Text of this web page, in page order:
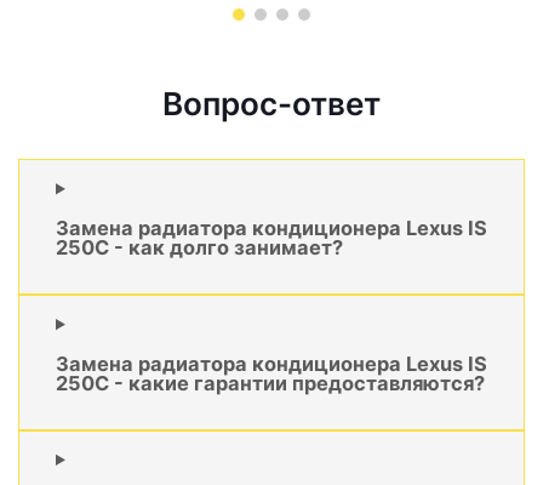
Вопрос-ответ
Замена радиатора кондиционера Lexus IS
250C - как долго занимает?
Замена радиатора кондиционера Lexus IS
250C - какие гарантии предоставляются?